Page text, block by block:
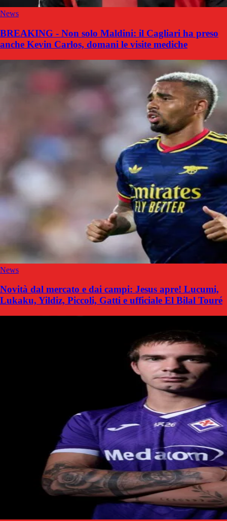
News
BREAKING - Non solo Maldini: il Cagliari ha preso
anche Kevin Carlos, domani le visite mediche
News
Novità dal mercato e dai campi: Jesus apre! Lucumi,
Lukaku, Yildiz, Piccoli, Gatti e ufficiale El Bilal Touré